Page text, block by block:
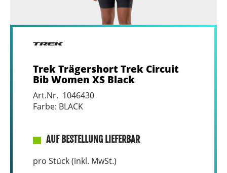
Trek Trägershort Trek Circuit
Bib Women XS Black
Art.Nr. 1046430
Farbe: BLACK
AUF BESTELLUNG LIEFERBAR
pro Stück (inkl. MwSt.)